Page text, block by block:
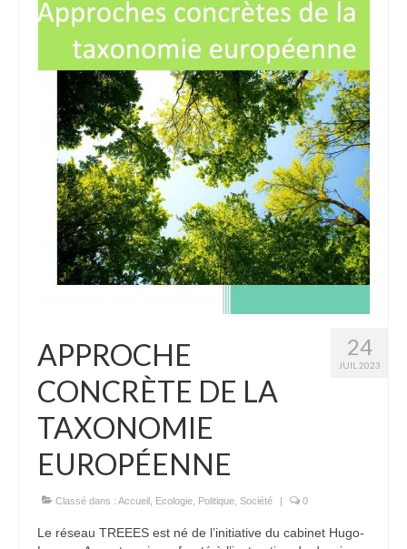
24
JUIL 2023
APPROCHE
CONCRÈTE DE LA
TAXONOMIE
EUROPÉENNE
Classé dans : Accueil Ecologie Politique Société | 0
Le réseau TREEES est né de l’initiative du cabinet Hugo-